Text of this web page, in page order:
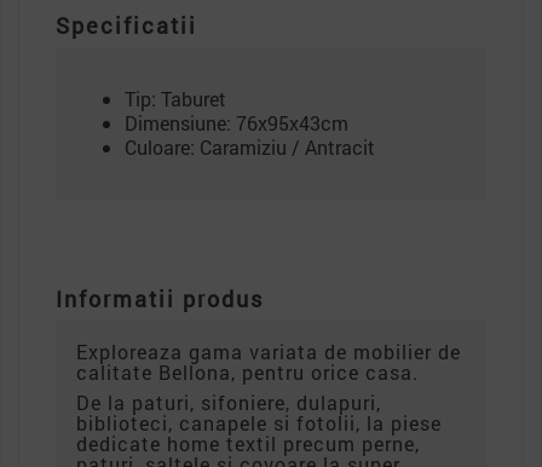
Specificatii
Tip: Taburet
Dimensiune: 76x95x43cm
Culoare: Caramiziu / Antracit
Informatii produs
Exploreaza gama variata de mobilier de
calitate Bellona, pentru orice casa.
De la paturi, sifoniere, dulapuri,
biblioteci, canapele si fotolii, la piese
dedicate home textil precum perne,